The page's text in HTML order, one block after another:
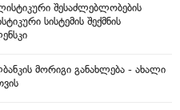
შესაძლებლობების
სისტემის შექმნის
მორიგი განახლება - ახალი